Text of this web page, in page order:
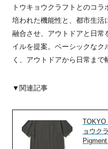
トウキョウクラフトとのコラ
培われた機能性と、都市生活
融合させ、アウトドアと日常
イルを提案。ベーシックなク
く、アウトドアから日常まで
▼関連記事
TOKYO
ョウク